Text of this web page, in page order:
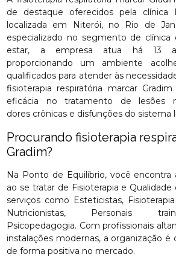
de destaque oferecidos pela clínica
localizada em Niterói, no Rio de
especializado no segmento de
estar, a empresa atua há 13
proporcionando um ambiente
qualificados para atender às
fisioterapia respiratória marcar
eficácia no tratamento de lesões
dores crônicas e disfunções do sistema
Procurando fisioterapia
Gradim?
Na Ponto de Equilíbrio, você encontra
ao se tratar de Fisioterapia e
serviços como Esteticistas,
Nutricionistas, Personais
Psicopedagogia. Com profissionais
instalações modernas, a organização é
de forma positiva no mercado.